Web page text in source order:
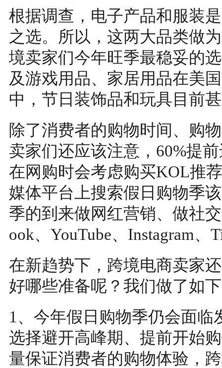
根据调查，电子产品和服装
之选。所以，这两大品类做
境卖家们今年旺季最稳妥的
及游戏用品、家居用品在美
中，节日装饰品和玩具目前
除了消费者的购物时间、购
卖家们还应该注意，60%提
在网购时会考虑购买KOL推
媒体平台上搜索假日购物季
季的到来做网红营销、做社
ook、YouTube、Instagram
在新趋势下，跨境电商卖家
好哪些准备呢？我们做了如
1、今年假日购物季仍会面
选择避开高峰期、提前开始
量保证消费者的购物体验，